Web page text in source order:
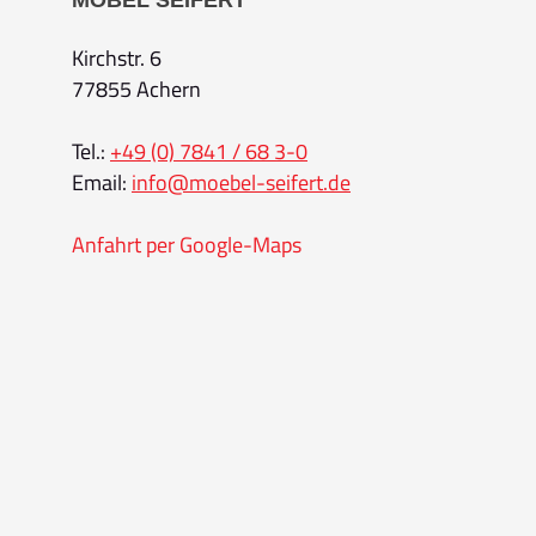
Kirchstr. 6
77855 Achern
Tel.: +49 (0) 7841 / 68 3-0
Email: info@moebel-seifert.de
Anfahrt per Google-Maps